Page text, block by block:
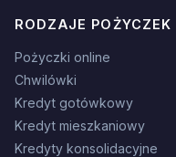
RODZAJE POŻYCZEK
Pożyczki online
Chwilówki
Kredyt gotówkowy
Kredyt mieszkaniowy
Kredyty konsolidacyjne